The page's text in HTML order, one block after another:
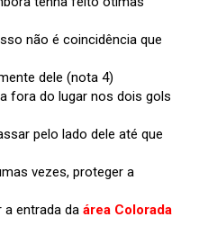
não é coincidência que
dele (nota 4)
fora do lugar nos dois gols
pelo lado dele até que
vezes, proteger a
entrada da área Colorada